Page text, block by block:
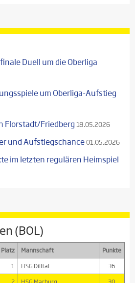
Duell um die Oberliga
um Oberliga-Aufstieg
Florstadt/Friedberg 18.05.2026
und Aufstiegschance01.05.2026
im letzten regulären Heimspiel
(BOL)
Platz Mannschaft
Punkte
1
HSG Dilltal
36